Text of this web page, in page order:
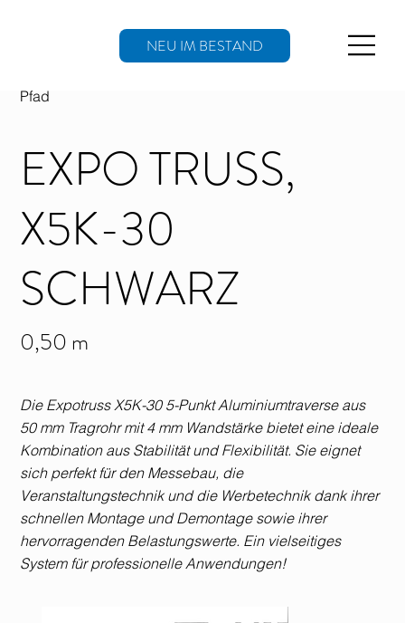
NEU IM BESTAND
EXPO TRUSS,
X5K-30
SCHWARZ
0,50 m
Die Expotruss X5K-30 5-Punkt Aluminiumtraverse aus
50 mm Tragrohr mit 4 mm Wandstärke bietet eine ideale
Kombination aus Stabilität und Flexibilität. Sie eignet
sich perfekt für den Messebau, die
Veranstaltungstechnik und die Werbetechnik dank ihrer
schnellen Montage und Demontage sowie ihrer
hervorragenden Belastungswerte. Ein vielseitiges
System für professionelle Anwendungen!
Pfad